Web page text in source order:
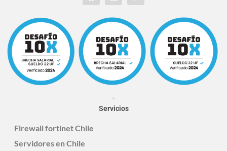
Servicios
Firewall fortinet Chile
Servidores en Chile